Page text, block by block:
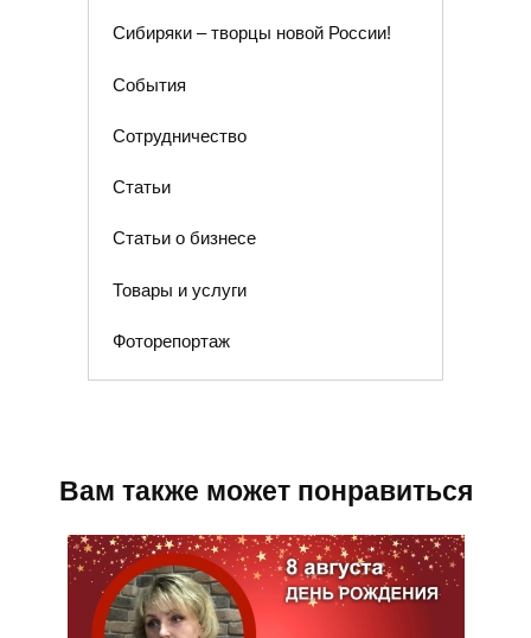
Сибиряки – творцы новой России!
События
Сотрудничество
Статьи
Статьи о бизнесе
Товары и услуги
Фоторепортаж
Вам также может понравиться